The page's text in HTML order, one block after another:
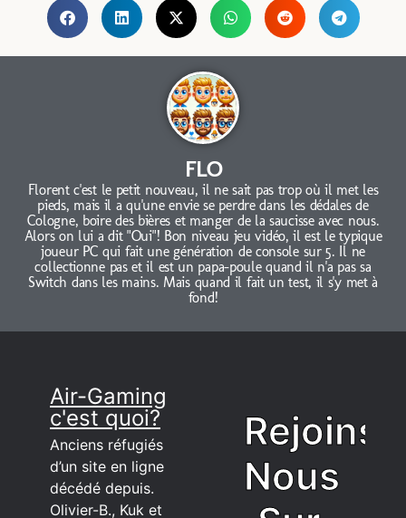
FLO
Florent c'est le petit nouveau, il ne sait pas trop où il met les
pieds, mais il a qu'une envie se perdre dans les dédales de
Cologne, boire des bières et manger de la saucisse avec nous.
Alors on lui a dit "Oui"! Bon niveau jeu vidéo, il est le typique
joueur PC qui fait une génération de console sur 5. Il ne
collectionne pas et il est un papa-poule quand il n'a pas sa
Switch dans les mains. Mais quand il fait un test, il s'y met à
fond!
Air-Gaming
c'est quoi?
Anciens réfugiés
d’un site en ligne
décédé depuis.
Olivier-B., Kuk et
Rejoins
Nous